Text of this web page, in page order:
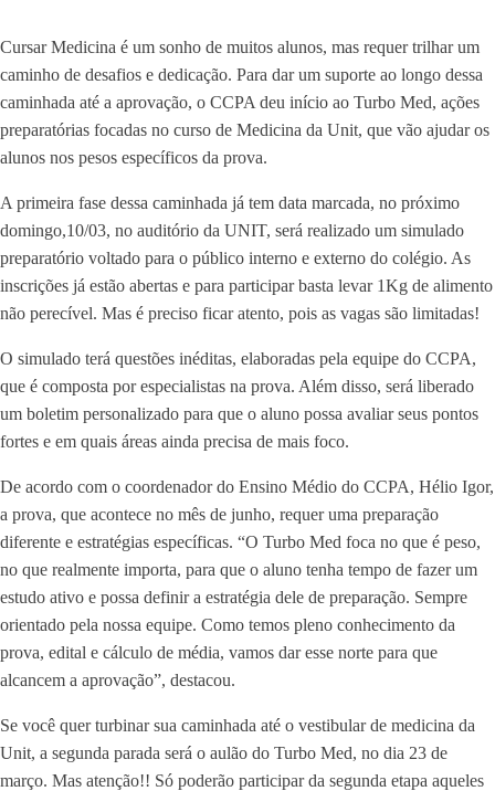
Cursar Medicina é um sonho de muitos alunos, mas requer trilhar um
caminho de desafios e dedicação. Para dar um suporte ao longo dessa
caminhada até a aprovação, o CCPA deu início ao Turbo Med, ações
preparatórias focadas no curso de Medicina da Unit, que vão ajudar os
alunos nos pesos específicos da prova.
A primeira fase dessa caminhada já tem data marcada, no próximo
domingo,10/03, no auditório da UNIT, será realizado um simulado
preparatório voltado para o público interno e externo do colégio. As
inscrições já estão abertas e para participar basta levar 1Kg de alimento
não perecível. Mas é preciso ficar atento, pois as vagas são limitadas!
O simulado terá questões inéditas, elaboradas pela equipe do CCPA,
que é composta por especialistas na prova. Além disso, será liberado
um boletim personalizado para que o aluno possa avaliar seus pontos
fortes e em quais áreas ainda precisa de mais foco.
De acordo com o coordenador do Ensino Médio do CCPA, Hélio Igor,
a prova, que acontece no mês de junho, requer uma preparação
diferente e estratégias específicas. “O Turbo Med foca no que é peso,
no que realmente importa, para que o aluno tenha tempo de fazer um
estudo ativo e possa definir a estratégia dele de preparação. Sempre
orientado pela nossa equipe. Como temos pleno conhecimento da
prova, edital e cálculo de média, vamos dar esse norte para que
alcancem a aprovação”, destacou.
Se você quer turbinar sua caminhada até o vestibular de medicina da
Unit, a segunda parada será o aulão do Turbo Med, no dia 23 de
março. Mas atenção!! Só poderão participar da segunda etapa aqueles